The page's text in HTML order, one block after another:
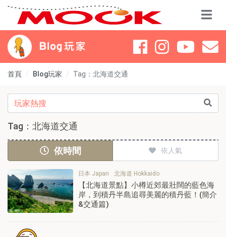
首頁 Blog玩家 Tag：北海道交通
Tag：北海道交通
依時間 依人氣
日本 Japan 北海道 Hokkaido
【北海道景點】小樽近郊最壯闊的藍色海
岸，到積丹半島追尋美麗的積丹藍！(簡介
&交通篇)